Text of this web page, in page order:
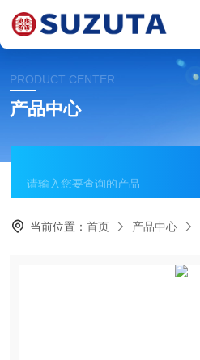
PRODUCT CENTER
产品中心
当前位置：首页 产品中心